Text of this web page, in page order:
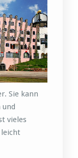
Sie kann
und
vieles
leicht